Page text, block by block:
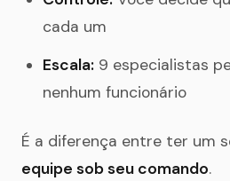
cada um
Escala: 9 especialistas
nenhum funcionário
É a diferença entre ter um
equipe sob seu comando.